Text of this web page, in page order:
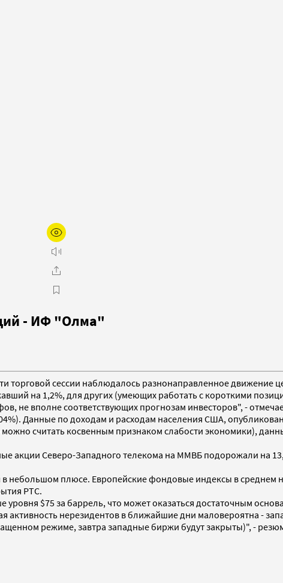
- ИФ "Олма"
торговой сессии наблюдалось разнонаправленное движение
на 1,2%, для других (умеющих работать с короткими
вполне соответствующих прогнозам инвесторов", -
Данные по доходам и расходам населения США,
считать косвенным признаком слабости экономики),
акции Северо-Западного телекома на ММВБ подорожали на
плюсе. Европейские фондовые индексы в среднем
РТС.
$75 за баррель, что может оказаться достаточным
нерезидентов в ближайшие дни маловероятна -
режиме, завтра западные биржи будут закрыты)", -